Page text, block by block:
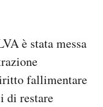
è stata messa
fallimentare
di restare